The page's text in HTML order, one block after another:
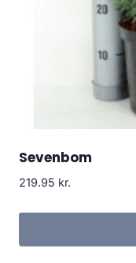
Sevenbom
219.95 kr.